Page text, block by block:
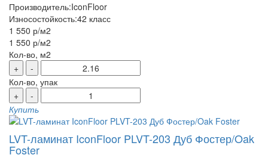
Производитель:IconFloor
Износостойкость:42 класс
1 550 р/м2
1 550 р/м2
Кол-во, м2
+
-
Кол-во, упак
+
-
Купить
LVT-ламинат IconFloor PLVT-203 Дуб Фостер/Oak
Foster